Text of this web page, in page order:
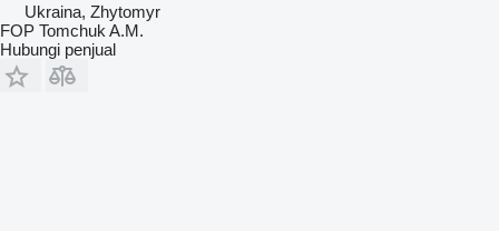
Ukraina, Zhytomyr
FOP Tomchuk A.M.
Hubungi penjual